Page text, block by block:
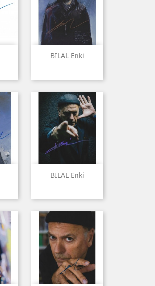
BILAL Enki
BILAL Enki